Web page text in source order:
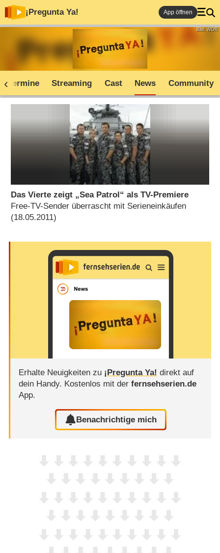
¡Pregunta Ya! App öffnen
Bild: WDR
Termine Streaming Cast News Community
Das Vierte zeigt „Sea Patrol“ als TV-Premiere
Free-TV-Sender überrascht mit Serieneinkäufen
(18.05.2011)
Erhalte Neuigkeiten zu ¡Pregunta Ya! direkt auf
dein Handy. Kostenlos mit der fernsehserien.de
App.
Benachrichtige mich